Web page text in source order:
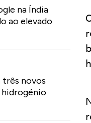
na Índia
ao elevado
três novos
hidrogénio